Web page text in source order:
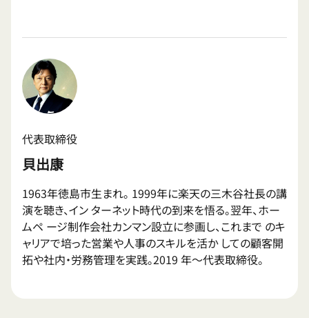
代表取締役
貝出康
1963年徳島市生まれ。 1999年に楽天の三木谷社長の講
演を聴き、イン ターネット時代の到来を悟る。翌年、ホー
ムペ ージ制作会社カンマン設立に参画し、これまで のキ
ャリアで培った営業や人事のスキルを活か しての顧客開
拓や社内・労務管理を実践。2019 年〜代表取締役。